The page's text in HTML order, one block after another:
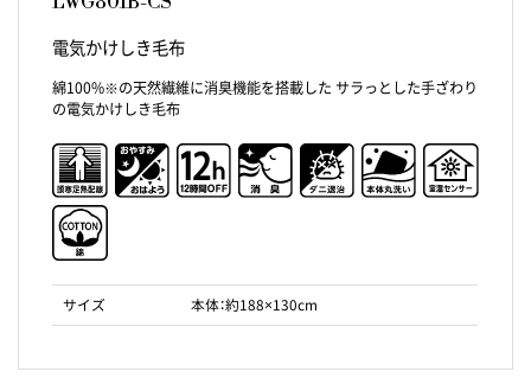
電気かけしき毛布
綿100%※の天然繊維に消臭機能を搭載した サラっとした手ざわり
の電気かけしき毛布
サイズ 本体：約188×130cm